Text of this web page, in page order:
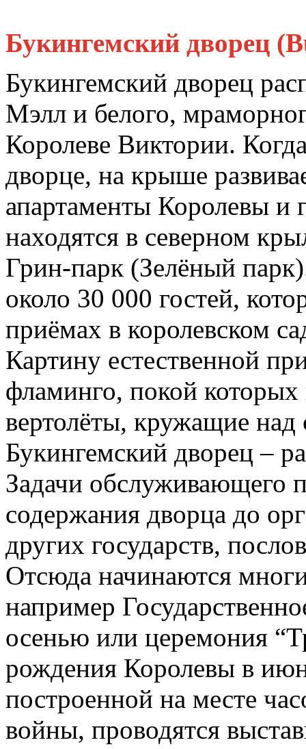
Букингемский дворец
Букингемский дворец
Мэлл и белого,
Королеве Виктории.
дворце, на крыше
апартаменты Королевы и
находятся в северном
Грин-парк (Зелёный
около 30 000 гостей,
приёмах в королевском
Картину естественной
фламинго, покой
вертолёты, кружащие над
Букингемский дворец –
Задачи обслуживающего
содержания дворца до
других государств,
Отсюда начинаются
например
осенью или церемония
рождения Королевы в
построенной на месте
войны, проводятся